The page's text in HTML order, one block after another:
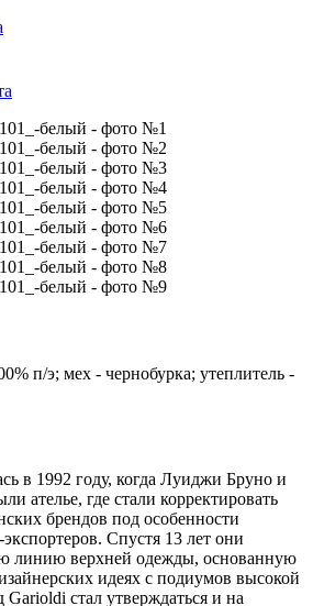
п/э; мех - чернобурка; утеплитель -
в 1992 году, когда Луиджи Бруно и
ателье, где стали корректировать
брендов под особенности
Спустя 13 лет они
линию верхней одежды, основанную
идеях с подиумов высокой
стал утверждаться и на